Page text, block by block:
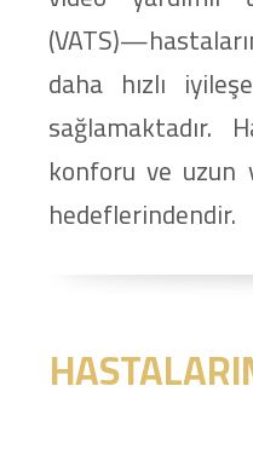
daha hızlı
sağlamaktadır.
konforu ve uzun
hedeflerindendir.